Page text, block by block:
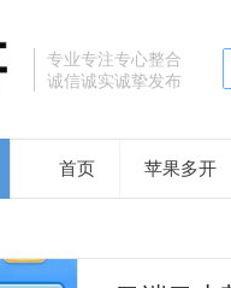
专业专注专心整合
诚信诚实诚挚发布
首页 苹果多开